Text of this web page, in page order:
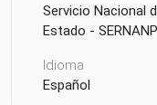
Servicio Nacional
Estado - SERNANP
Idioma
Español